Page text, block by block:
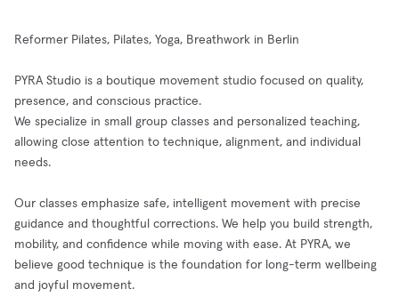
Reformer Pilates, Pilates, Yoga, Breathwork in Berlin
PYRA Studio is a boutique movement studio focused on quality,
presence, and conscious practice.
We specialize in small group classes and personalized teaching,
allowing close attention to technique, alignment, and individual
needs.
Our classes emphasize safe, intelligent movement with precise
guidance and thoughtful corrections. We help you build strength,
mobility, and confidence while moving with ease. At PYRA, we
believe good technique is the foundation for long-term wellbeing
and joyful movement.